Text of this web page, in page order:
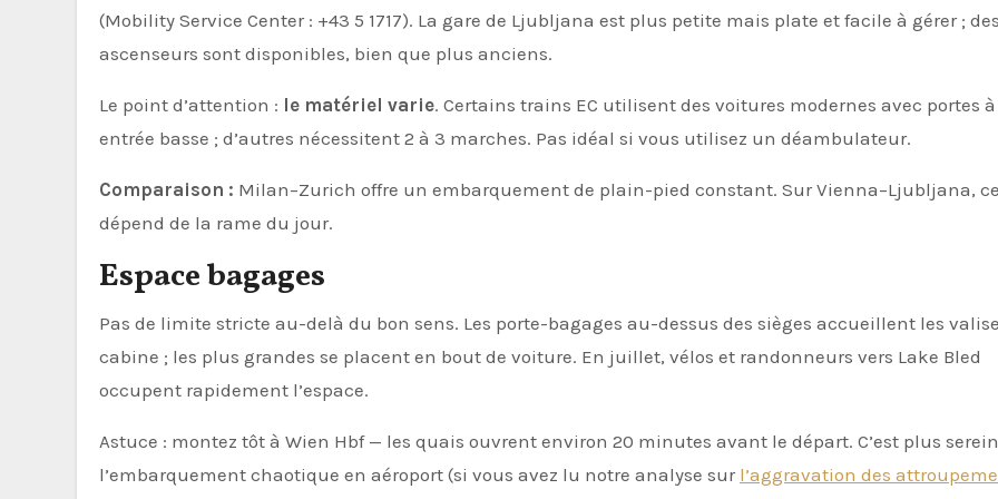
(Mobility Service Center : +43 5 1717). La gare de Ljubljana est plus petite mais plate et facile à gérer ; des
ascenseurs sont disponibles, bien que plus anciens.
Le point d’attention : le matériel varie. Certains trains EC utilisent des voitures modernes avec portes à
entrée basse ; d’autres nécessitent 2 à 3 marches. Pas idéal si vous utilisez un déambulateur.
Comparaison : Milan–Zurich offre un embarquement de plain-pied constant. Sur Vienna–Ljubljana,
dépend de la rame du jour.
Espace bagages
Pas de limite stricte au-delà du bon sens. Les porte-bagages au-dessus des sièges accueillent les
cabine ; les plus grandes se placent en bout de voiture. En juillet, vélos et randonneurs vers Lake Bled
occupent rapidement l’espace.
Astuce : montez tôt à Wien Hbf — les quais ouvrent environ 20 minutes avant le départ. C’est plus
l’embarquement chaotique en aéroport (si vous avez lu notre analyse sur l’aggravation des